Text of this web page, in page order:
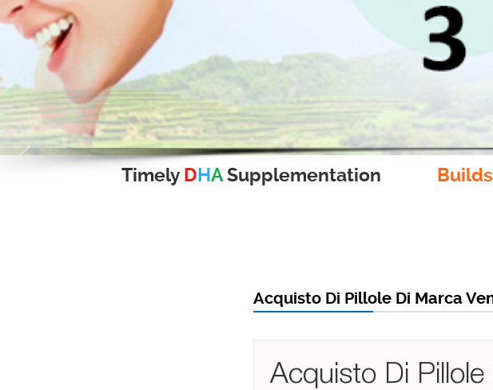
Timely DHASupplementation
Acquisto Di Pillole Di Marca
Acquisto Di